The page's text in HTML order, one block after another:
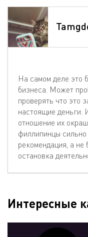
На самом деле это
бизнеса. Может
проверять что это
настоящие деньги.
отношение их
филлипинцы
рекомендация, а не
остановка
Интересные